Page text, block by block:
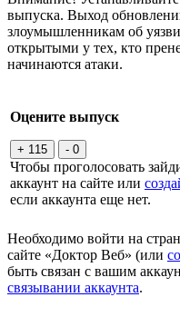
выпуска. Выход
злоумышленникам об
открытыми у тех, кто
начинаются атаки.
Оцените выпуск
+ 115 - 0
Чтобы проголосовать
аккаунт на сайте или
если аккаунта еще нет.
Необходимо войти на
сайте «Доктор Веб» (или
быть связан с вашим
связывании аккаунта.